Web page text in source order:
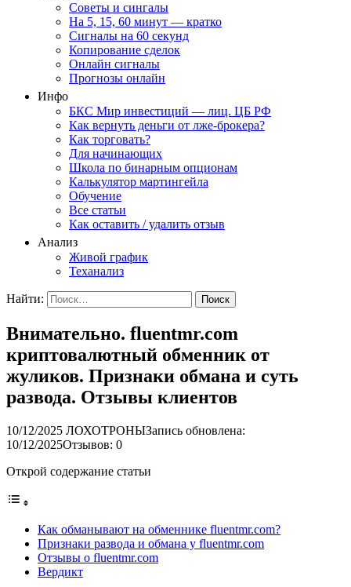
Советы и сингалы
На 5, 15, 60 минут — кратко
Сигналы на 60 секунд
Копирование сделок
Онлайн сигналы
Прогнозы онлайн
Инфо
БКС Мир инвестиций — лиц. ЦБ РФ
Как вернуть деньги от лже-брокера?
Как торговать?
Для начинающих
Школа по бинарным опционам
Калькулятор мартингейла
Обучение
Все статьи
Как оставить / удалить отзыв
Анализ
Живой график
Теханализ
Найти:
Внимательно. fluentmr.com
криптовалютный обменник от
жуликов. Признаки обмана и суть
развода. Отзывы клиентов
10/12/2025 ЛОХОТРОНЫЗапись обновлена:
10/12/2025Отзывов: 0
Открой содержание статьи
Как обманывают на обменнике fluentmr.com?
Признаки развода и обмана у fluentmr.com
Отзывы о fluentmr.com
Вердикт